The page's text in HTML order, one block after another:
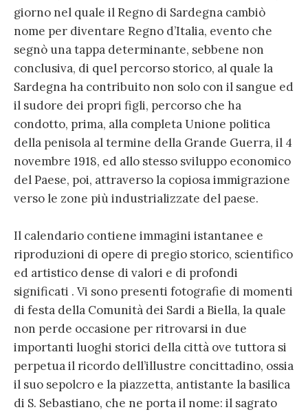
giorno nel quale il Regno di Sardegna cambiò
nome per diventare Regno d’Italia, evento che
segnò una tappa determinante, sebbene non
conclusiva, di quel percorso storico, al quale la
Sardegna ha contribuito non solo con il sangue ed
il sudore dei propri figli, percorso che ha
condotto, prima, alla completa Unione politica
della penisola al termine della Grande Guerra, il 4
novembre 1918, ed allo stesso sviluppo economico
del Paese, poi, attraverso la copiosa immigrazione
verso le zone più industrializzate del paese.
Il calendario contiene immagini istantanee e
riproduzioni di opere di pregio storico, scientifico
ed artistico dense di valori e di profondi
significati . Vi sono presenti fotografie di momenti
di festa della Comunità dei Sardi a Biella, la quale
non perde occasione per ritrovarsi in due
importanti luoghi storici della città ove tuttora si
perpetua il ricordo dell’illustre concittadino, ossia
il suo sepolcro e la piazzetta, antistante la basilica
di S. Sebastiano, che ne porta il nome: il sagrato